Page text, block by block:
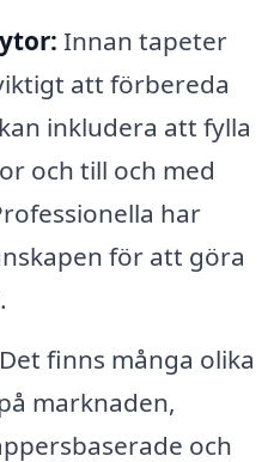
Innan tapeter
att förbereda
inkludera att fylla
och till och med
har
för att göra
Det finns många olika
marknaden,
och